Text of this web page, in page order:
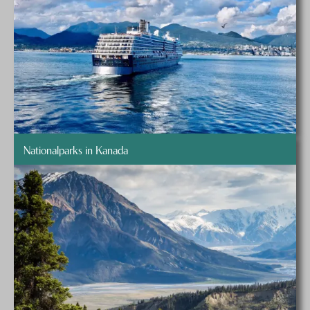
keine Seltenheit. Ein besonderes Schauspiel bietet sich von
Mitte Oktober bis Mitte November, wenn die Polarbären
beobachtet werden können.
Nationalparks in Kanada